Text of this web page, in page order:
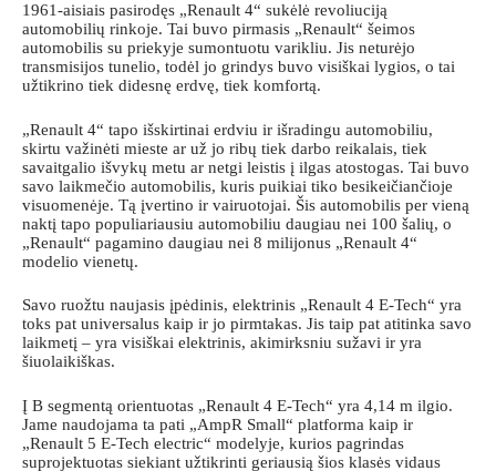
1961-aisiais pasirodęs „Renault 4“ sukėlė revoliuciją
automobilių rinkoje. Tai buvo pirmasis „Renault“ šeimos
automobilis su priekyje sumontuotu varikliu. Jis neturėjo
transmisijos tunelio, todėl jo grindys buvo visiškai lygios, o tai
užtikrino tiek didesnę erdvę, tiek komfortą.
„Renault 4“ tapo išskirtinai erdviu ir išradingu automobiliu,
skirtu važinėti mieste ar už jo ribų tiek darbo reikalais, tiek
savaitgalio išvykų metu ar netgi leistis į ilgas atostogas. Tai buvo
savo laikmečio automobilis, kuris puikiai tiko besikeičiančioje
visuomenėje. Tą įvertino ir vairuotojai. Šis automobilis per vieną
naktį tapo populiariausiu automobiliu daugiau nei 100 šalių, o
„Renault“ pagamino daugiau nei 8 milijonus „Renault 4“
modelio vienetų.
Savo ruožtu naujasis įpėdinis, elektrinis „Renault 4 E-Tech“ yra
toks pat universalus kaip ir jo pirmtakas. Jis taip pat atitinka savo
laikmetį – yra visiškai elektrinis, akimirksniu sužavi ir yra
šiuolaikiškas.
Į B segmentą orientuotas „Renault 4 E-Tech“ yra 4,14 m ilgio.
Jame naudojama ta pati „AmpR Small“ platforma kaip ir
„Renault 5 E-Tech electric“ modelyje, kurios pagrindas
suprojektuotas siekiant užtikrinti geriausią šios klasės vidaus